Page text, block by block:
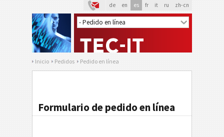
de en es fr it ru zh-cn
Inicio Pedidos Pedido en línea
Formulario de pedido en línea